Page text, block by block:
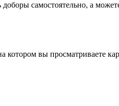
самостоятельно, а можете
котором вы просматриваете